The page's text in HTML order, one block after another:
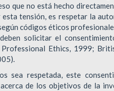
que no está hecho
tensión, es respetar la
códigos éticos
solicitar el
Ethics, 1999;
sea respetada, este
de los objetivos de la